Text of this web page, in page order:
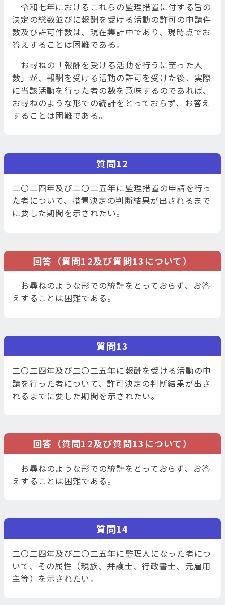
令和七年におけるこれらの監理措置に付する旨の
決定の総数並びに報酬を受ける活動の許可の申請件
数及び許可件数は、現在集計中であり、現時点でお
答えすることは困難である。
お尋ねの「報酬を受ける活動を行うに至った人
数」が、報酬を受ける活動の許可を受けた後、実際
に当該活動を行った者の数を意味するのであれば、
お尋ねのような形での統計をとっておらず、お答え
することは困難である。
質問12
二〇二四年及び二〇二五年に監理措置の申請を行っ
た者について、措置決定の判断結果が出されるまで
に要した期間を示されたい。
回答（質問12及び質問13について）
お尋ねのような形での統計をとっておらず、お答
えすることは困難である。
質問13
二〇二四年及び二〇二五年に報酬を受ける活動の申
請を行った者について、許可決定の判断結果が出さ
れるまでに要した期間を示されたい。
回答（質問12及び質問13について）
お尋ねのような形での統計をとっておらず、お答
えすることは困難である。
質問14
二〇二四年及び二〇二五年に監理人になった者につ
いて、その属性（親族、弁護士、行政書士、元雇用
主等）を示されたい。